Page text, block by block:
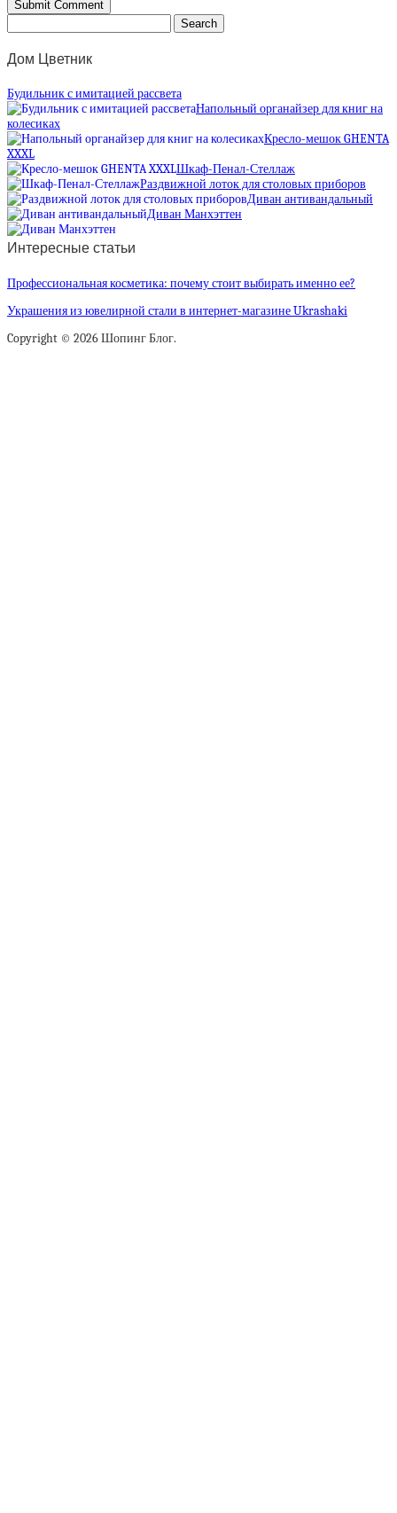
Дом Цветник
Будильник с имитацией рассвета
Напольный органайзер для книг на
колесиках
Кресло-мешок GHENTA
XXXL
Шкаф-Пенал-Стеллаж
Раздвижной лоток для столовых приборов
Диван антивандальный
Диван Манхэттен
Интересные статьи
Профессиональная косметика: почему стоит выбирать именно ее?
Украшения из ювелирной стали в интернет-магазине Ukrashaki
Copyright © 2026 Шопинг Блог.